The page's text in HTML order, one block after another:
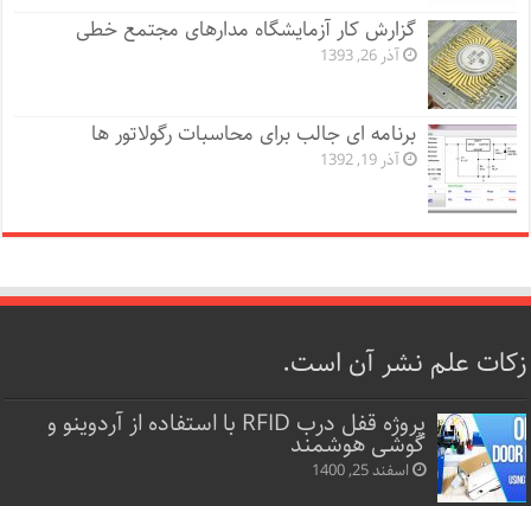
گزارش کار آزمایشگاه مدارهای مجتمع خطی
آذر 26, 1393
برنامه ای جالب برای محاسبات رگولاتور ها
آذر 19, 1392
زکات علم نشر آن است.
پروژه قفل‌ درب RFID با استفاده از آردوینو و
گوشی هوشمند
اسفند 25, 1400